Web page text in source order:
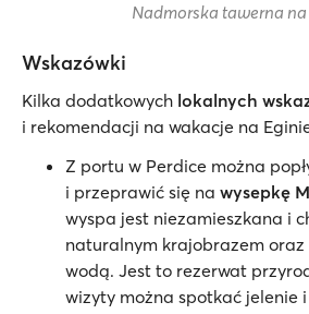
Nadmorska tawerna
Wskazówki
Kilka dodatkowych lokalnych
i rekomendacji na wakacje na
Z portu w Perdice można
i przeprawić się na wysepkę
wyspa jest niezamieszkana i
naturalnym krajobrazem
wodą. Jest to rezerwat
wizyty można spotkać jelenie